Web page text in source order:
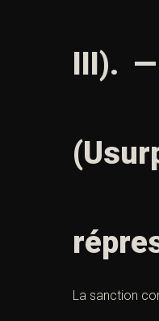
III). —
La sanction